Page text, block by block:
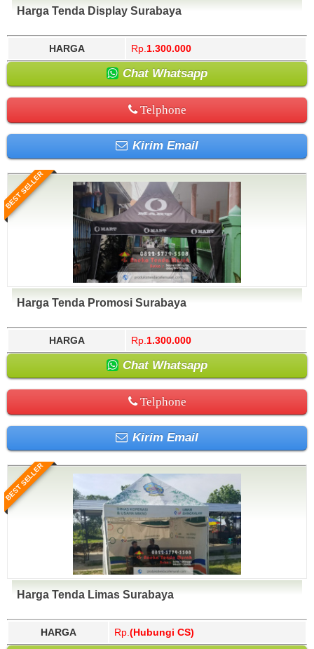
Harga Tenda Display Surabaya
HARGA Rp. 1.300.000
Chat Whatsapp
Telphone
Kirim Email
BEST SELLER
Harga Tenda Promosi Surabaya
HARGA Rp. 1.300.000
Chat Whatsapp
Telphone
Kirim Email
BEST SELLER
Harga Tenda Limas Surabaya
HARGA Rp. (Hubungi CS)